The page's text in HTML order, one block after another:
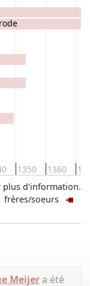
1350 1360
plus d'information.
frères/soeurs
Meijer a été